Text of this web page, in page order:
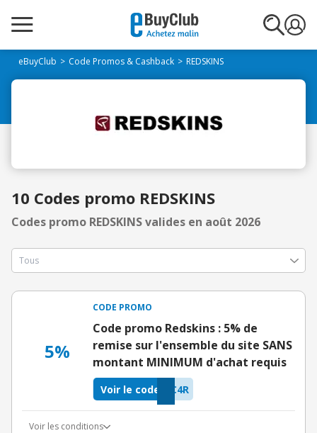
eBuyClub Code Promos & Cashback REDSKINS
10 Codes promo REDSKINS
Codes promo REDSKINS valides en août 2026
5%
CODE PROMO
Code promo Redskins : 5% de
remise sur l'ensemble du site SANS
montant MINIMUM d'achat requis
C4R
Voir le code
Voir les conditions